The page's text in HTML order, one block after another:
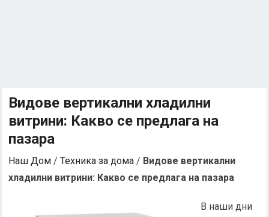
Видове вертикални хладилни
витрини: Какво се предлага на
пазара
Наш Дом /Техника за дома / Видове вертикални
хладилни витрини: Какво се предлага на пазара
В наши дни